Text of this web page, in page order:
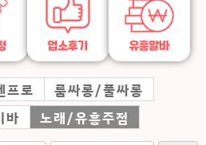
프로
룸싸롱/풀싸롱
바
노래/유흥주점